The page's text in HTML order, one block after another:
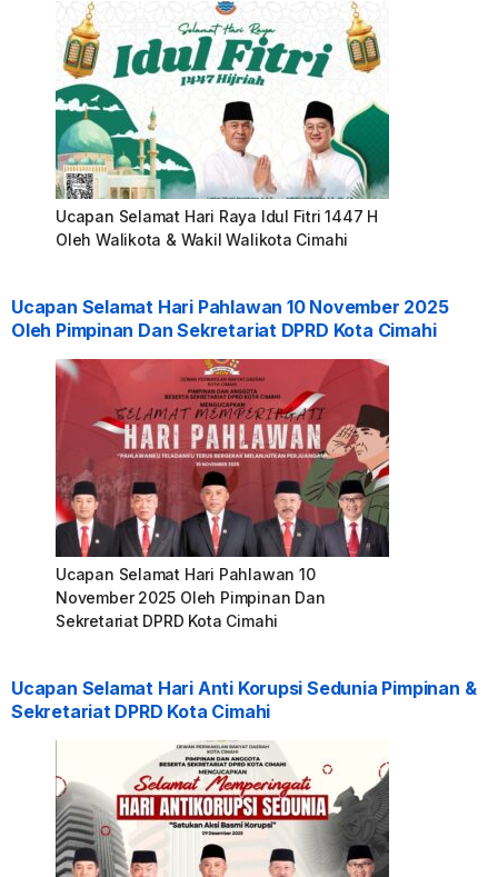
Ucapan Selamat Hari Raya Idul Fitri 1447 H
Oleh Walikota & Wakil Walikota Cimahi
Ucapan Selamat Hari Pahlawan 10 November 2025
Oleh Pimpinan Dan Sekretariat DPRD Kota Cimahi
Ucapan Selamat Hari Pahlawan 10
November 2025 Oleh Pimpinan Dan
Sekretariat DPRD Kota Cimahi
Ucapan Selamat Hari Anti Korupsi Sedunia Pimpinan &
Sekretariat DPRD Kota Cimahi